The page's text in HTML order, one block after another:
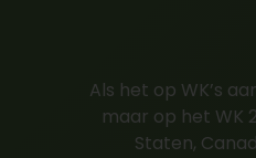
Als het op WK’s
maar op het WK
Staten,